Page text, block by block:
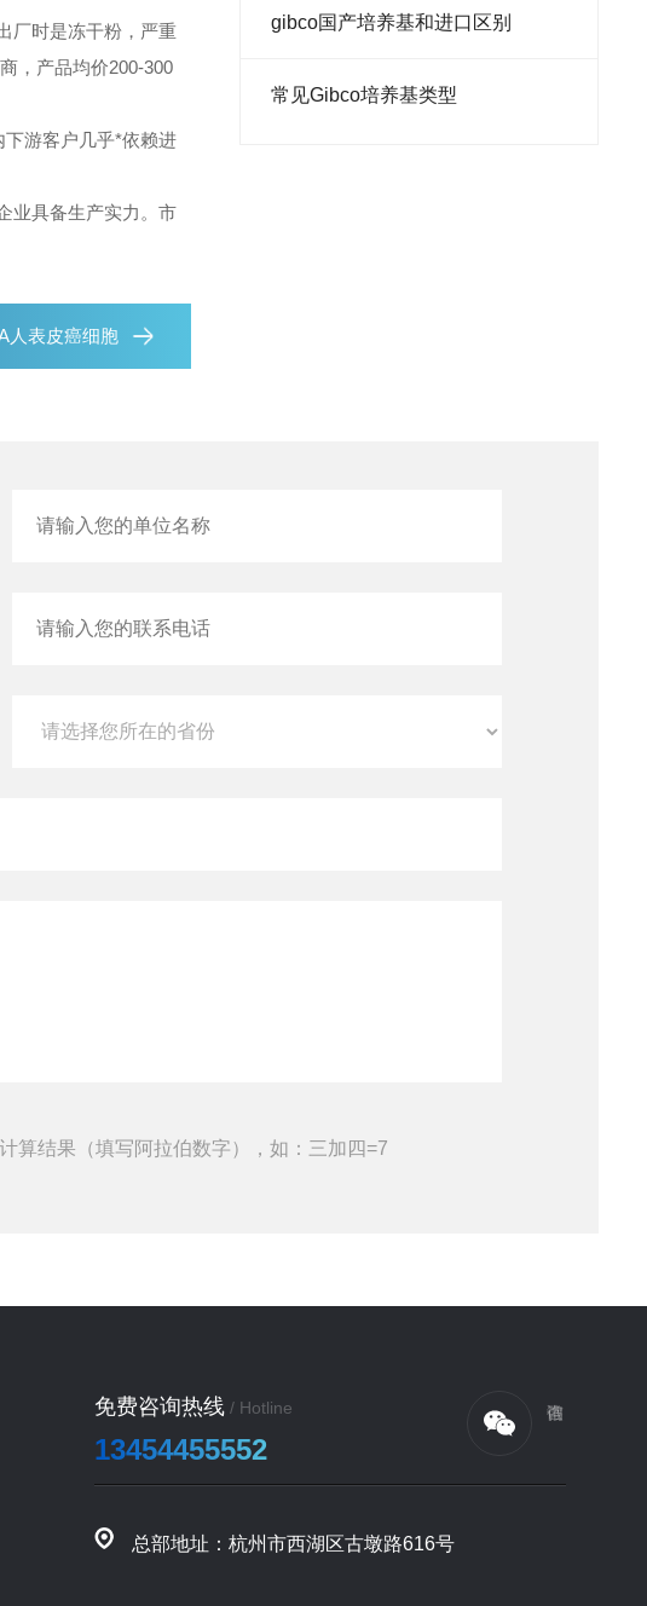
gibco国产培养基和进口区别
常见Gibco培养基类型
厂时是冻干粉，严重
，产品均价200-300
游客户几乎*依赖进
业具备生产实力。市
人表皮癌细胞
算结果（填写阿拉伯数字），如：三加四=7
免费咨询热线 / Hotline
13454455552
总部地址：杭州市西湖区古墩路616号